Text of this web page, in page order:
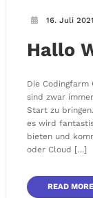
16. Juli 2021
Hallo
Die
sind zwar
Start zu
es wird
bieten und
oder Cloud […]
READ MORE